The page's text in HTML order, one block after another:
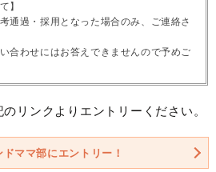
】
通過・採用となった場合のみ、ご連絡さ
合わせにはお答えできませんので予めご
リンクよりエントリーください。
ママ部にエントリー！